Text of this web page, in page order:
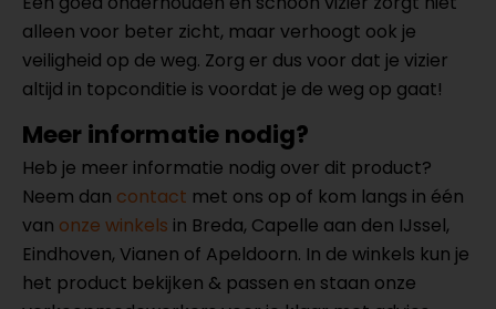
alleen voor beter zicht, maar verhoogt ook je
veiligheid op de weg. Zorg er dus voor dat je vizier
altijd in topconditie is voordat je de weg op gaat!
Meer informatie nodig?
Heb je meer informatie nodig over dit product?
Neem dan contact met ons op of kom langs in één
van onze winkels in Breda, Capelle aan den IJssel,
Eindhoven, Vianen of Apeldoorn. In de winkels kun je
het product bekijken & passen en staan onze